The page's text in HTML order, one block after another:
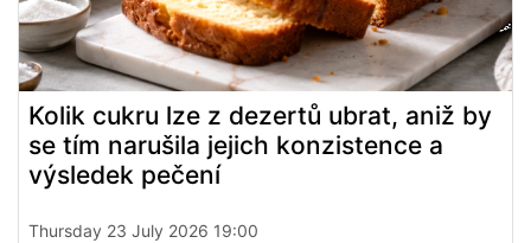
Kolik cukru lze z dezertů ubrat, aniž by
se tím narušila jejich konzistence a
výsledek pečení
Thursday 23 July 2026 19:00